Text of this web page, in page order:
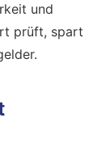
und
prüft, spart